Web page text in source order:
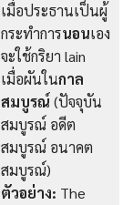
เมื่อประธานเป็นผู้
กระทำการนอนเอง
จะใช้กริยา lain
เมื่อผันในกาล
สมบูรณ์ (ปัจจุบัน
สมบูรณ์ อดีต
สมบูรณ์ อนาคต
สมบูรณ์)
ตัวอย่าง: The